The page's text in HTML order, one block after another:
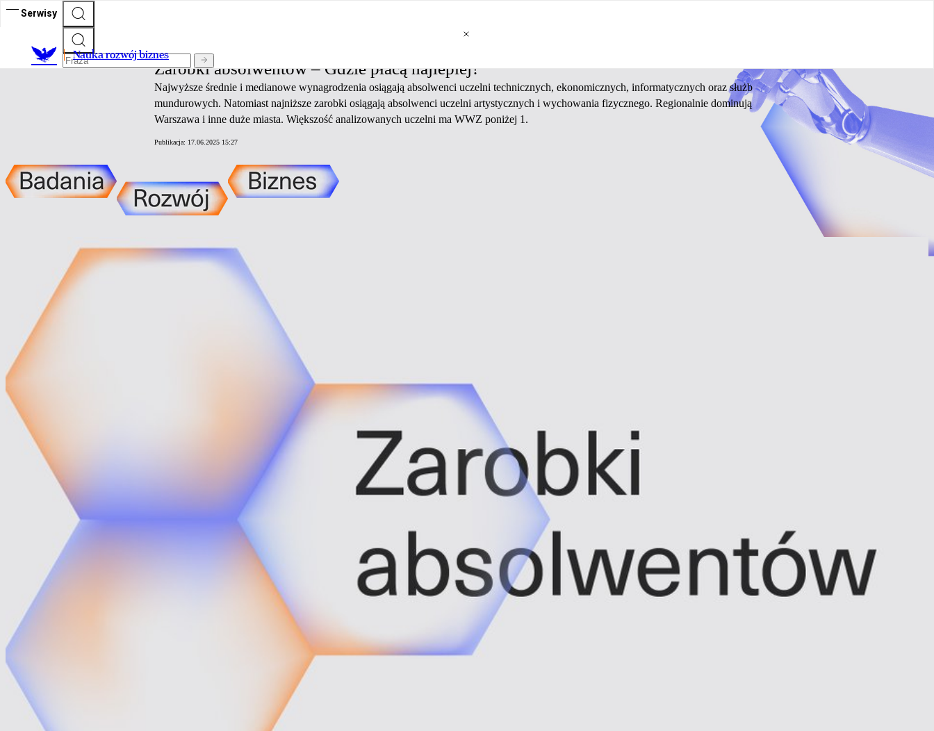
Serwisy
Nauka rozwój biznes
Zarobki absolwentów – Gdzie płacą najlepiej?
Najwyższe średnie i medianowe wynagrodzenia osiągają absolwenci uczelni technicznych, ekonomicznych, informatycznych oraz służb
mundurowych. Natomiast najniższe zarobki osiągają absolwenci uczelni artystycznych i wychowania fizycznego. Regionalnie dominują
Warszawa i inne duże miasta. Większość analizowanych uczelni ma WWZ poniżej 1.
Publikacja: 17.06.2025 15:27